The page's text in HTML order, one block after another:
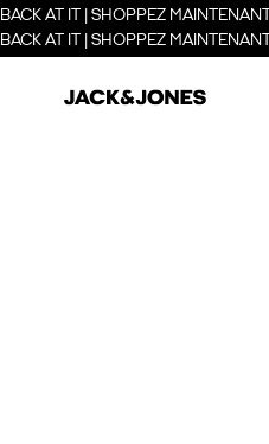
BACK AT IT | SHOPPEZ MAINTENANT
BACK AT IT | SHOPPEZ MAINTENANT